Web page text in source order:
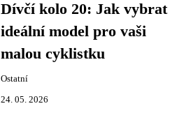
Dívčí kolo 20: Jak vybrat
ideální model pro vaši
malou cyklistku
Ostatní
24. 05. 2026